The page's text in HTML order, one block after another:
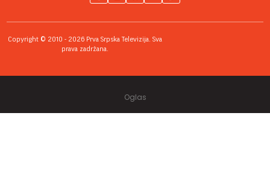
Copyright © 2010 - 2026 Prva Srpska Televizija. Sva
prava zadržana.